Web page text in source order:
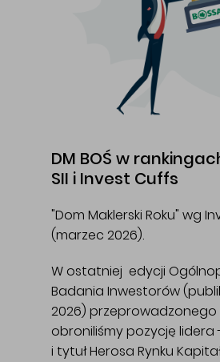
DM BOŚ w
SII i Invest Cuffs
"Dom Maklerski Roku" wg
(marzec 2026).
W ostatniej edycji
Badania Inwestorów
2026) przeprowadzonego
obroniliśmy pozycję lidera
i tytuł Herosa Rynku